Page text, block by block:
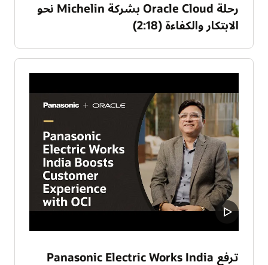
رحلة Oracle Cloud بشركة Michelin نحو
الابتكار والكفاءة (2:18)
ترفع Panasonic Electric Works India